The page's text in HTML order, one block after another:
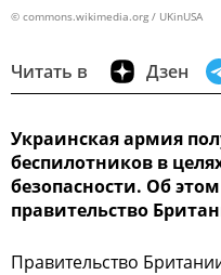
© commons.wikimedia.org / UKinUSA
Читать в Дзен
Украинская армия
беспилотников в
безопасности. Об
правительство
Правительство